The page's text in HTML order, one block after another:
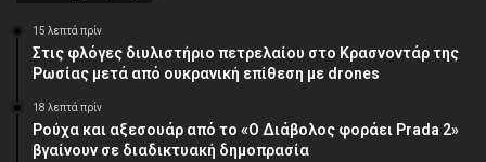
15 λεπτά πρίν
Στις φλόγες διυλιστήριο πετρελαίου στο Κρασνοντάρ της
Ρωσίας μετά από ουκρανική επίθεση με drones
18 λεπτά πρίν
Ρούχα και αξεσουάρ από το «Ο Διάβολος φοράει Prada 2»
βγαίνουν σε διαδικτυακή δημοπρασία